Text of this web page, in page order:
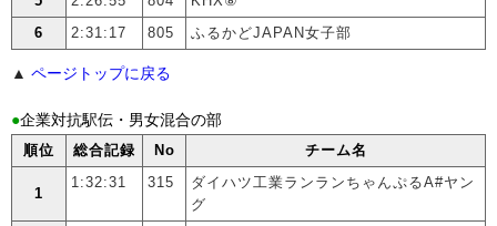
6
2:31:17 805 ふるかどJAPAN女子部
▲ ページトップに戻る
●企業対抗駅伝・男女混合の部
順位 総合記録 No チーム名
1
1:32:31 315
ダイハツ工業ランランちゃんぷるA#ヤン
グ